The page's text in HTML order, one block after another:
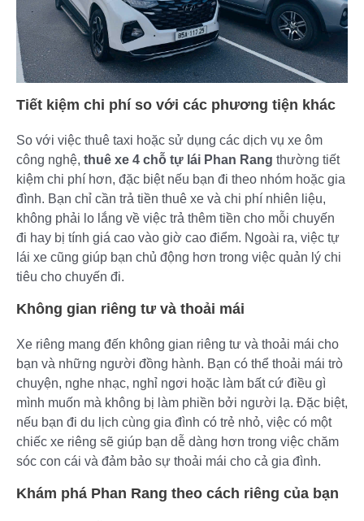
Tiết kiệm chi phí so với các phương tiện khác
So với việc thuê taxi hoặc sử dụng các dịch vụ xe ôm
công nghệ, thuê xe 4 chỗ tự lái Phan Rang thường tiết
kiệm chi phí hơn, đặc biệt nếu bạn đi theo nhóm hoặc gia
đình. Bạn chỉ cần trả tiền thuê xe và chi phí nhiên liệu,
không phải lo lắng về việc trả thêm tiền cho mỗi chuyến
đi hay bị tính giá cao vào giờ cao điểm. Ngoài ra, việc tự
lái xe cũng giúp bạn chủ động hơn trong việc quản lý chi
tiêu cho chuyến đi.
Không gian riêng tư và thoải mái
Xe riêng mang đến không gian riêng tư và thoải mái cho
bạn và những người đồng hành. Bạn có thể thoải mái trò
chuyện, nghe nhạc, nghỉ ngơi hoặc làm bất cứ điều gì
mình muốn mà không bị làm phiền bởi người lạ. Đặc biệt,
nếu bạn đi du lịch cùng gia đình có trẻ nhỏ, việc có một
chiếc xe riêng sẽ giúp bạn dễ dàng hơn trong việc chăm
sóc con cái và đảm bảo sự thoải mái cho cả gia đình.
Khám phá Phan Rang theo cách riêng của bạn